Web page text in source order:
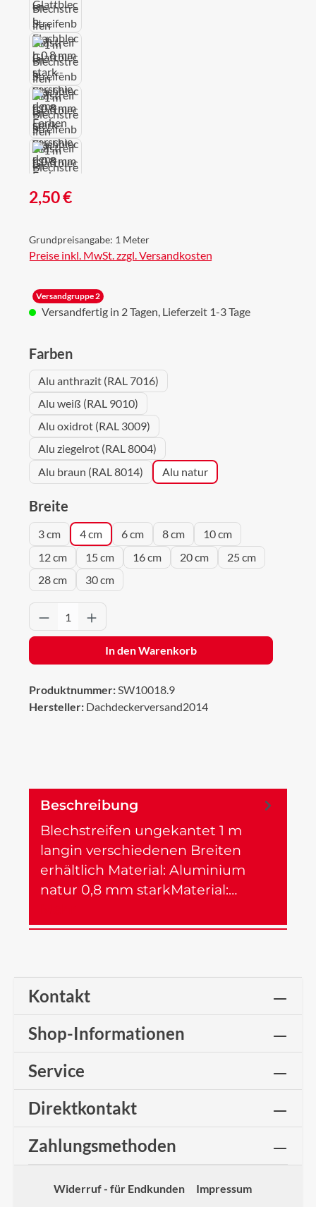
Regulärer Preis:
2,50 €
Grundpreisangabe: 1 Meter
Preise inkl. MwSt. zzgl. Versandkosten
Versandgruppe 2
Versandfertig in 2 Tagen, Lieferzeit 1-3 Tage
Farbenauswählen
Alu anthrazit (RAL 7016)
Alu weiß (RAL 9010)
Alu oxidrot (RAL 3009)
Alu ziegelrot (RAL 8004)
Alu braun (RAL 8014)
Alu natur
Breite
3 cm 4 cm 6 cm 8 cm
10 cm
12 cm
15 cm 16 cm 20 cm
25 cm
28 cm
30 cm
Produkt Anzahl: Gib den gewünschten
In den Warenkorb
Produktnummer:SW10018.9
Hersteller: Dachdeckerversand2014
Beschreibung
Blechstreifen ungekantet 1 m
langin verschiedenen Breiten
erhältlich Material: Aluminium
natur 0,8 mm starkMaterial:…
Kontakt
Shop-Informationen
Service
Direktkontakt
Zahlungsmethoden
Widerruf - für Endkunden
Impressum